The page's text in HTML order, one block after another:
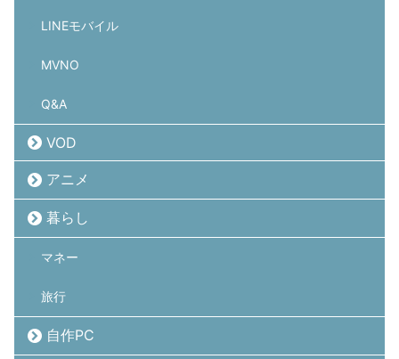
LINEモバイル
MVNO
Q&A
VOD
アニメ
暮らし
マネー
旅行
自作PC